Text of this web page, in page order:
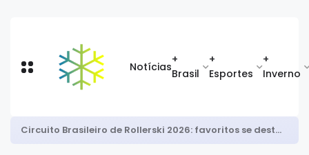
Notícias
+
Brasil
+
Esportes
+
Inverno
Após bronze nos EUA, Priscila Cid é top 8 na Copa Europeia de snowboard halfpipe